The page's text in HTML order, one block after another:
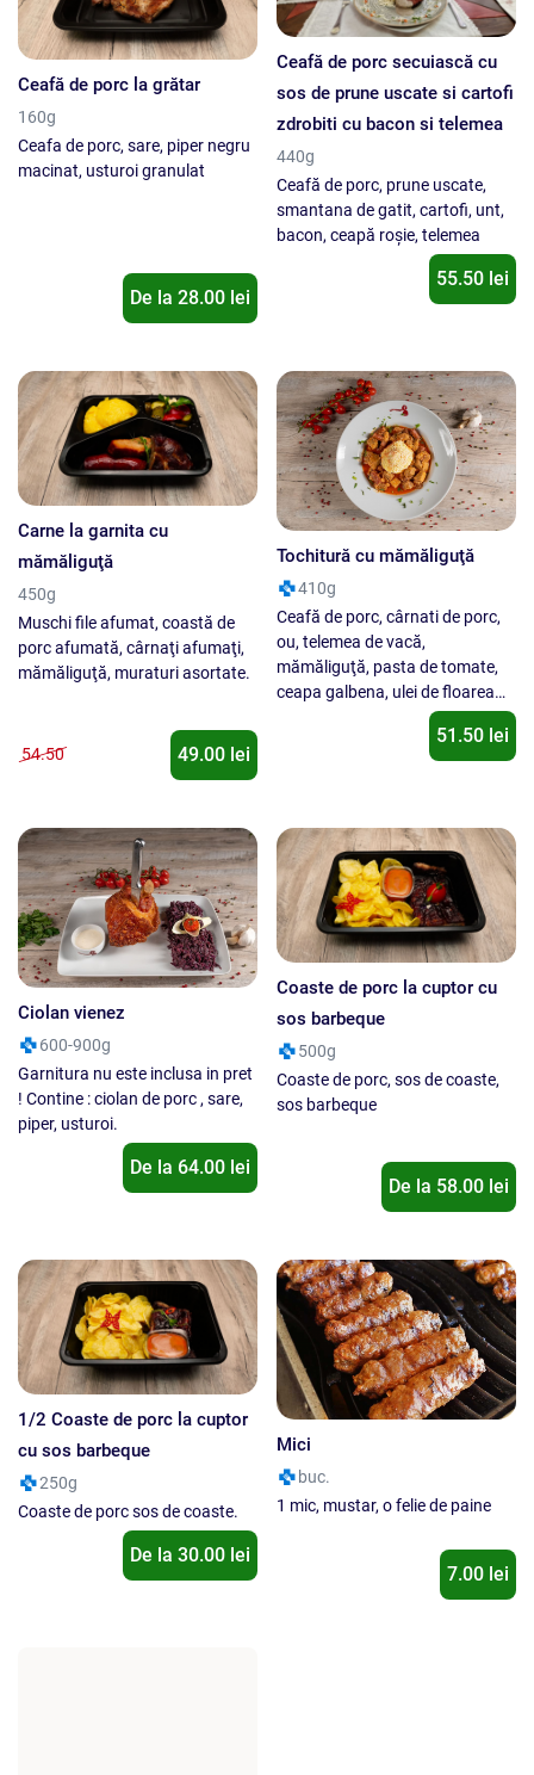
Ceafă de porc la grătar
160g
Ceafa de porc, sare, piper negru
macinat, usturoi granulat
De la 28.00 lei
Ceafă de porc secuiască cu
sos de prune uscate si cartofi
zdrobiti cu bacon si telemea
440g
Ceafă de porc, prune uscate,
smantana de gatit, cartofi, unt,
bacon, ceapă roşie, telemea
55.50 lei
Carne la garnita cu
mămăliguţă
450g
Muschi file afumat, coastă de
porc afumată, cârnaţi afumaţi,
mămăliguţă, muraturi asortate.
54.50 49.00 lei
Tochitură cu mămăliguţă
410g
Ceafă de porc, cârnati de porc,
ou, telemea de vacă,
mămăliguţă, pasta de tomate,
ceapa galbena, ulei de floarea
51.50 lei
Ciolan vienez
600-900g
Garnitura nu este inclusa in pret
! Contine : ciolan de porc , sare,
piper, usturoi.
De la 64.00 lei
Coaste de porc la cuptor cu
sos barbeque
500g
Coaste de porc, sos de coaste,
sos barbeque
De la 58.00 lei
1/2 Coaste de porc la cuptor
cu sos barbeque
250g
Coaste de porc sos de coaste.
De la 30.00 lei
Mici
buc.
1 mic, mustar, o felie de paine
7.00 lei